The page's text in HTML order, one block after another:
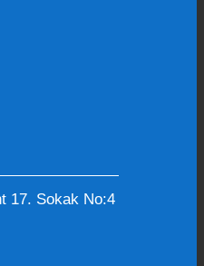
17. Sokak No:4